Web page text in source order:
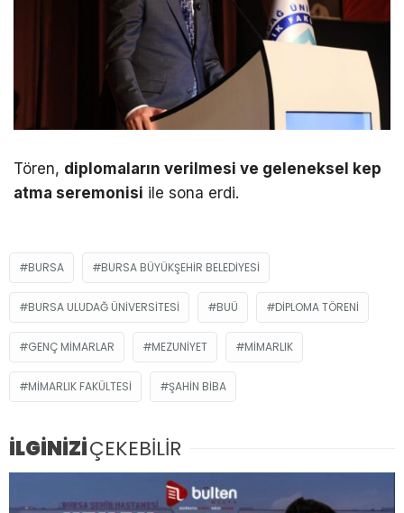
Tören, diplomaların verilmesi ve geleneksel kep
atma seremonisi ile sona erdi.
BURSA BURSA BÜYÜKŞEHIR BELEDIYESI
BURSA ULUDAĞ ÜNIVERSITESI BUÜ DIPLOMA TÖRENI
GENÇ MIMARLAR MEZUNIYET MIMARLIK
MIMARLIK FAKÜLTESI ŞAHIN BIBA
İLGİNİZİÇEKEBİLİR